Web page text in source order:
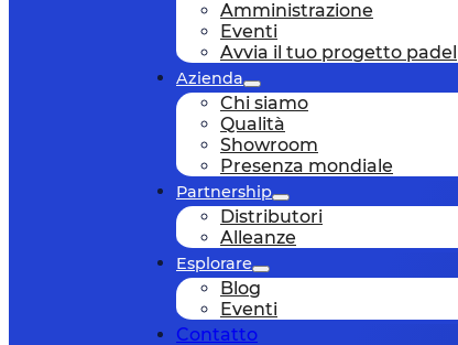
Amministrazione
Eventi
Avvia il tuo progetto padel
Azienda
Chi siamo
Qualità
Showroom
Presenza mondiale
Partnership
Distributori
Alleanze
Esplorare
Blog
Eventi
Contatto